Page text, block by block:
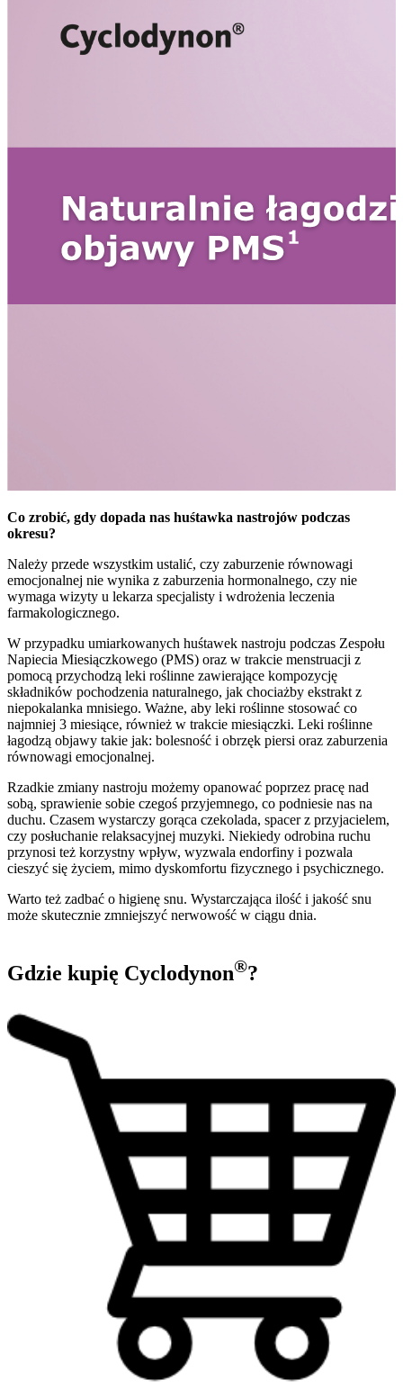
Co zrobić, gdy dopada nas huśtawka nastrojów podczas
okresu?
Należy przede wszystkim ustalić, czy zaburzenie równowagi
emocjonalnej nie wynika z zaburzenia hormonalnego, czy nie
wymaga wizyty u lekarza specjalisty i wdrożenia leczenia
farmakologicznego.
W przypadku umiarkowanych huśtawek nastroju podczas Zespołu
Napiecia Miesiączkowego (PMS) oraz w trakcie menstruacji z
pomocą przychodzą leki roślinne zawierające kompozycję
składników pochodzenia naturalnego, jak chociażby ekstrakt z
niepokalanka mnisiego. Ważne, aby leki roślinne stosować co
najmniej 3 miesiące, również w trakcie miesiączki. Leki roślinne
łagodzą objawy takie jak: bolesność i obrzęk piersi oraz zaburzenia
równowagi emocjonalnej.
Rzadkie zmiany nastroju możemy opanować poprzez pracę nad
sobą, sprawienie sobie czegoś przyjemnego, co podniesie nas na
duchu. Czasem wystarczy gorąca czekolada, spacer z przyjacielem,
czy posłuchanie relaksacyjnej muzyki. Niekiedy odrobina ruchu
przynosi też korzystny wpływ, wyzwala endorfiny i pozwala
cieszyć się życiem, mimo dyskomfortu fizycznego i psychicznego.
Warto też zadbać o higienę snu. Wystarczająca ilość i jakość snu
może skutecznie zmniejszyć nerwowość w ciągu dnia.
Gdzie kupię Cyclodynon®?